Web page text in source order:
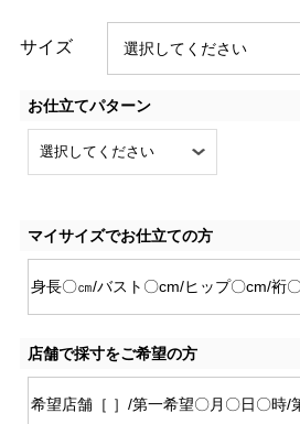
サイズ
お仕立てパターン
マイサイズでお仕立ての方
店舗で採寸をご希望の方